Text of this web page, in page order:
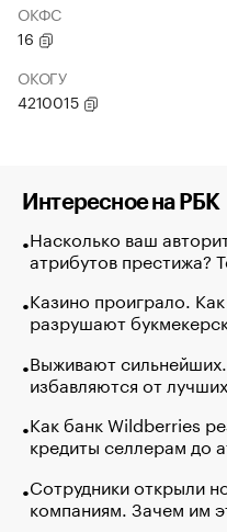
ОКФС
16
ОКОГУ
4210015
Интересное на РБК
Насколько ваш
атрибутов престижа?
Казино проиграло.
разрушают
Выживают
избавляются от
Как банк Wildberries
кредиты селлерам до
Сотрудники открыли
компаниям. Зачем им